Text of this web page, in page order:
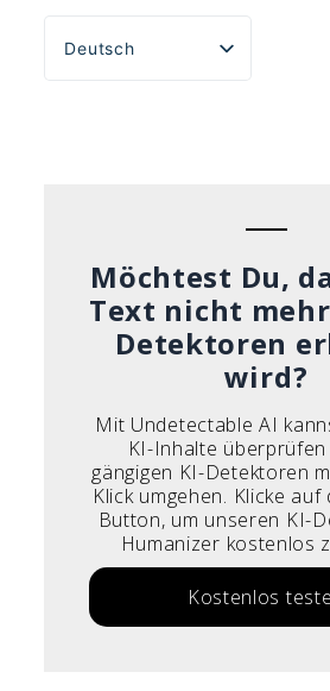
Deutsch
English
Möchtest Du,
Text nicht
Detektoren
wird?
Mit Undetectable AI
KI-Inhalte
gängigen KI-Detektoren
Klick umgehen. Klicke
Button, um unseren KI-
Humanizer kostenlos
Kostenlos